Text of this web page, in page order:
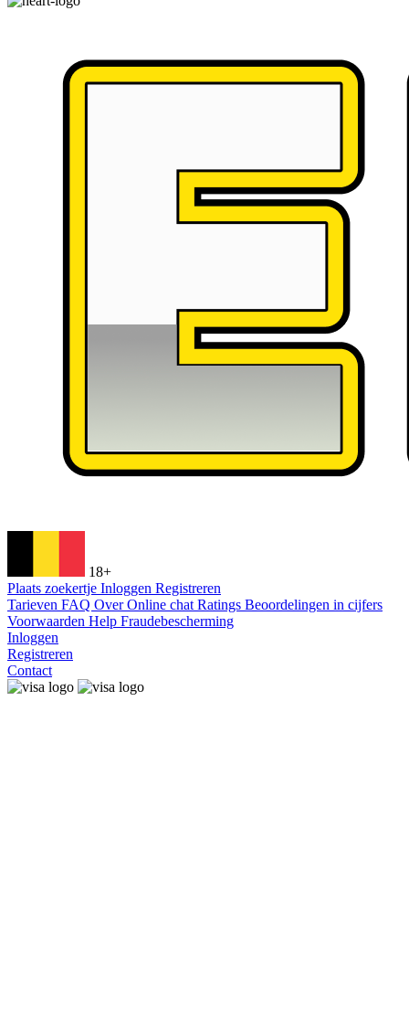
18+
Plaats zoekertje Inloggen Registreren
Tarieven FAQ OverOnline chat Ratings Beoordelingen in cijfers
Voorwaarden Help Fraudebescherming
Inloggen
Registreren
Contact